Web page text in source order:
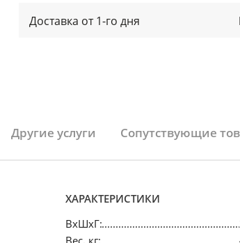
Доставка от 1-го дня
Другие услуги Сопутствующие
ХАРАКТЕРИСТИКИ
ВхШхГ:
Вес, кг: